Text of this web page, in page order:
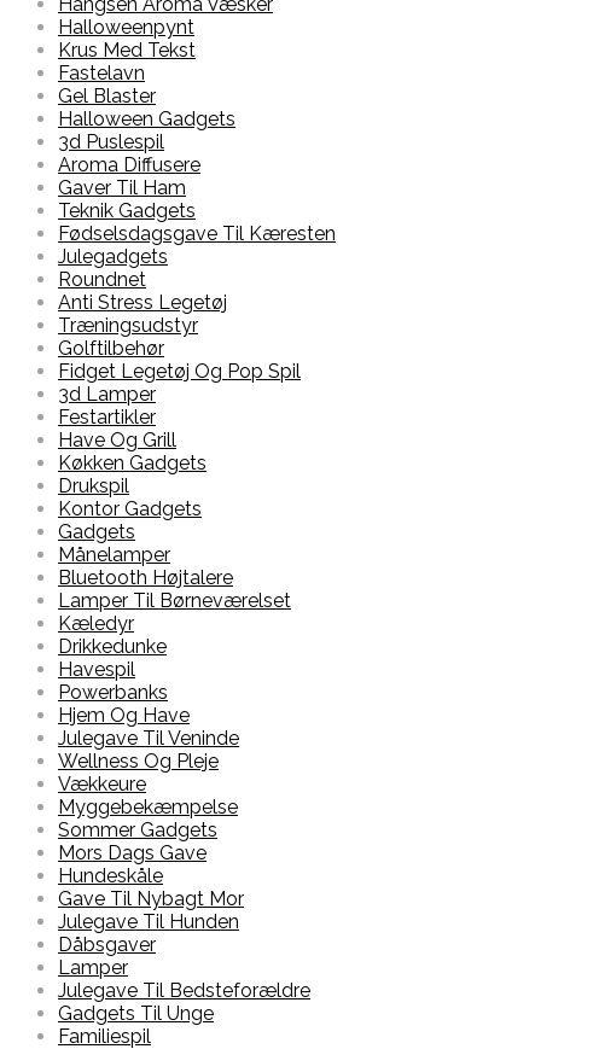
Halloweenpynt
Krus Med Tekst
Fastelavn
Gel Blaster
Halloween Gadgets
3d Puslespil
Aroma Diffusere
Gaver Til Ham
Teknik Gadgets
Fødselsdagsgave Til Kæresten
Julegadgets
Roundnet
Anti Stress Legetøj
Træningsudstyr
Golftilbehør
Fidget Legetøj Og Pop Spil
3d Lamper
Festartikler
Have Og Grill
Køkken Gadgets
Drukspil
Kontor Gadgets
Gadgets
Månelamper
Bluetooth Højtalere
Lamper Til Børneværelset
Kæledyr
Drikkedunke
Havespil
Powerbanks
Hjem Og Have
Julegave Til Veninde
Wellness Og Pleje
Vækkeure
Myggebekæmpelse
Sommer Gadgets
Mors Dags Gave
Hundeskåle
Gave Til Nybagt Mor
Julegave Til Hunden
Dåbsgaver
Lamper
Julegave Til Bedsteforældre
Gadgets Til Unge
Familiespil